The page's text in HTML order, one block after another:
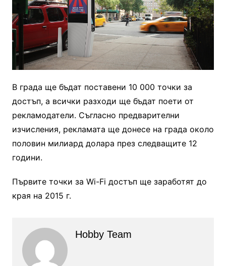
В града ще бъдат поставени 10 000 точки за
достъп, а всички разходи ще бъдат поети от
рекламодатели. Съгласно предварителни
изчисления, рекламата ще донесе на града около
половин милиард долара през следващите 12
години.
Първите точки за Wi-Fi достъп ще заработят до
края на 2015 г.
Hobby Team